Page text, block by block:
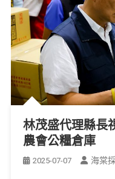
林茂盛代理縣長
農會公糧倉庫
2025-07-07 海棠